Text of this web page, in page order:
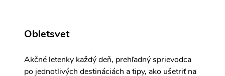
Obletsvet
Akčné letenky každý deň, prehľadný sprievodca
po jednotlivých destináciách a tipy, ako ušetriť na